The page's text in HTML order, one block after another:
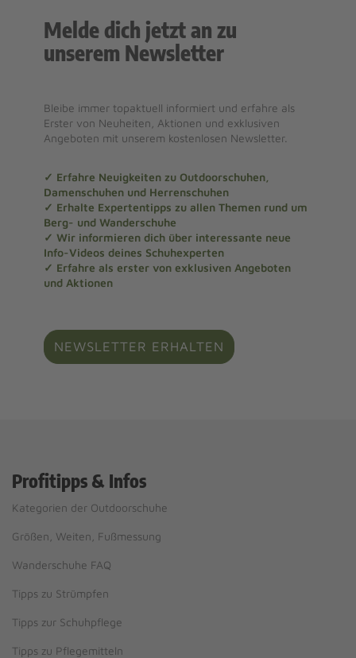
Melde dich jetzt an zu
unserem Newsletter
Bleibe immer topaktuell informiert und erfahre als
Erster von Neuheiten, Aktionen und exklusiven
Angeboten mit unserem kostenlosen Newsletter.
✓ Erfahre Neuigkeiten zu Outdoorschuhen,
Damenschuhen und Herrenschuhen
✓ Erhalte Expertentipps zu allen Themen rund um
Berg- und Wanderschuhe
✓ Wir informieren dich über interessante neue
Info-Videos deines Schuhexperten
✓ Erfahre als erster von exklusiven Angeboten
und Aktionen
NEWSLETTER ERHALTEN
Profitipps & Infos
Kategorien der Outdoorschuhe
Größen, Weiten, Fußmessung
Wanderschuhe FAQ
Tipps zu Strümpfen
Tipps zur Schuhpflege
Tipps zu Pflegemitteln